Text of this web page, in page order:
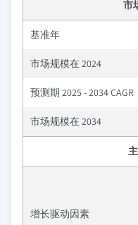
市
基准年
市场规模在 2024
预测期 2025 - 2034 CAGR
市场规模在 2034
增长驱动因素